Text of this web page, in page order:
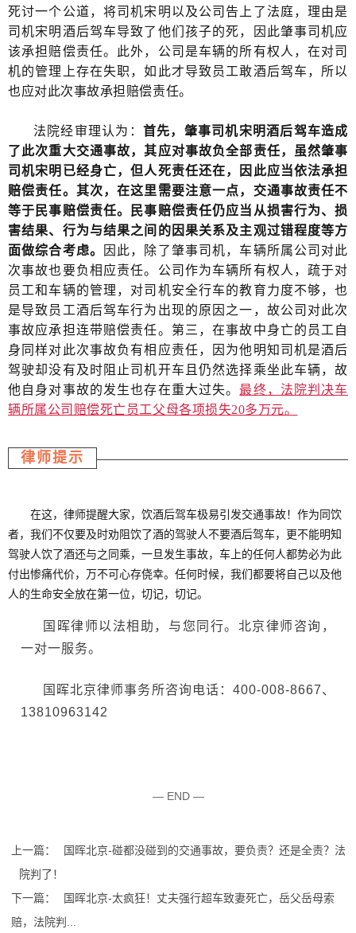
死讨一个公道，将司机宋明以及公司告上了法庭，理由是
司机宋明酒后驾车导致了他们孩子的死，因此肇事司机应
该承担赔偿责任。此外，公司是车辆的所有权人，在对司
机的管理上存在失职，如此才导致员工敢酒后驾车，所以
也应对此次事故承担赔偿责任。
法院经审理认为： 首先，肇事司机宋明酒后驾车造成
了此次重大交通事故，其应对事故负全部责任，虽然肇事
司机宋明已经身亡，但人死责任还在，因此应当依法承担
赔偿责任。其次，在这里需要注意一点，交通事故责任不
等于民事赔偿责任。民事赔偿责任仍应当从损害行为、损
害结果、行为与结果之间的因果关系及主观过错程度等方
面做综合考虑。
因此，除了肇事司机，车辆所属公司对此
次事故也要负相应责任。公司作为车辆所有权人，疏于对
员工和车辆的管理，对司机安全行车的教育力度不够，也
是导致员工酒后驾车行为出现的原因之一，故公司对此次
事故应承担连带赔偿责任。第三，在事故中身亡的员工自
身同样对此次事故负有相应责任，因为他明知司机是酒后
驾驶却没有及时阻止司机开车且仍然选择乘坐此车辆，故
他自身对事故的发生也存在重大过失。最终，法院判决车
辆所属公司赔偿死亡员工父母各项损失20多万元。
律师提示
在这，律师提醒大家，饮酒后驾车极易引发交通事故！作为同饮
者，我们不仅要及时劝阻饮了酒的驾驶人不要酒后驾车，更不能明知
驾驶人饮了酒还与之同乘，一旦发生事故，车上的任何人都势必为此
付出惨痛代价，万不可心存侥幸。任何时候，我们都要将自己以及他
人的生命安全放在第一位，切记，切记。
国晖律师以法相助，与您同行。北京律师咨询，
一对一服务。
国晖北京律师事务所咨询电话： 400-008-8667、
13810963142
— END —
上一篇：
国晖北京-碰都没碰到的交通事故，要负责？还是全责？法
院判了！
下一篇：
国晖北京-太疯狂！丈夫强行超车致妻死亡，岳父岳母索
赔，法院判...